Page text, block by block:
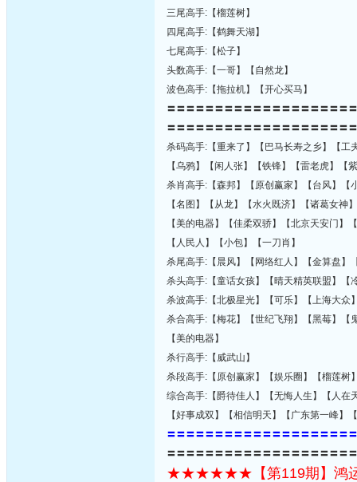
三尾高手:【榴莲树】
四尾高手:【鹤舞天湖】
七尾高手:【松子】
头数高手:【一哥】【自然龙】
波色高手:【拖拉机】【开心买马】
〓〓〓〓〓〓〓〓〓〓〓〓〓〓〓〓〓〓〓
〓〓〓〓〓〓〓〓〓〓〓〓〓〓〓〓〓〓〓
杀码高手:【重来了】【巴马长寿之乡】【工
【乌鸦】【闲人张】【铁锋】【雷老虎】
杀肖高手:【森邦】【原创赢家】【台风】【
【名图】【从龙】【水火既济】【诸葛女
【美的电器】【佳柔双骄】【北京天安门
【人民人】【小包】【一刀肖】
杀尾高手:【晨风】【网络红人】【金算盘】
杀头高手:【童话女孩】【晴天精英联盟】【
杀波高手:【北极星光】【可乐】【上海大众
杀合高手:【梅花】【世纪飞翔】【黑莓】【
【美的电器】
杀行高手:【威武山】
杀段高手:【原创赢家】【娱乐圈】【榴莲树
综合高手:【爵待佳人】【无悔人生】【人在
【好事成双】【相信明天】【广东第一峰
〓〓〓〓〓〓〓〓〓〓〓〓〓〓〓〓〓〓〓
〓〓〓〓〓〓〓〓〓〓〓〓〓〓〓〓〓〓〓
★★★★★★【第119期】鸿